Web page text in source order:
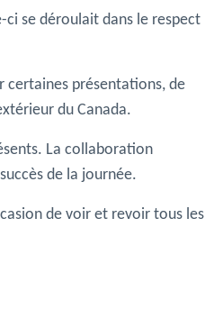
se déroulait dans le respect
certaines présentations, de
du Canada.
La collaboration
de la journée.
de voir et revoir tous les